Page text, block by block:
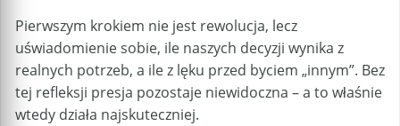
Pierwszym krokiem nie jest rewolucja, lecz
uświadomienie sobie, ile naszych decyzji wynika z
realnych potrzeb, a ile z lęku przed byciem „innym”. Bez
tej refleksji presja pozostaje niewidoczna – a to właśnie
wtedy działa najskuteczniej.